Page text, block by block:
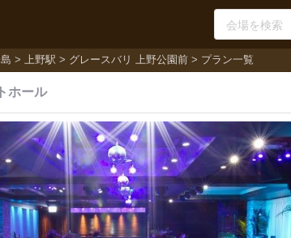
上野駅 グレースバリ 上野公園前 プラン一覧
ホール